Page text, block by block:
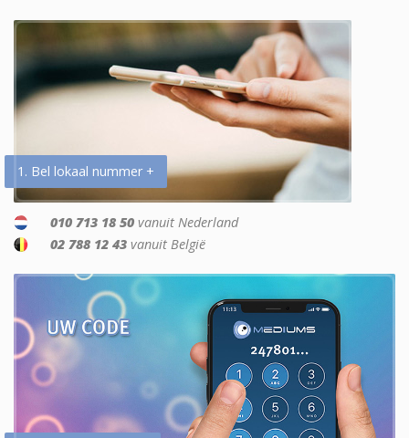
1. Bel lokaal nummer +
010 713 18 50 vanuit Nederland
02 788 12 43 vanuit België